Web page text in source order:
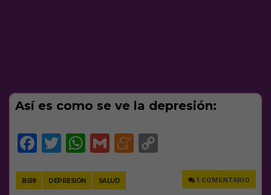
Así es como se ve la depresión:
Facebook
Twitter
WhatsApp
GmailMeneame
BS18 DEPRESIÓN SALUD 1 COMENTARIO